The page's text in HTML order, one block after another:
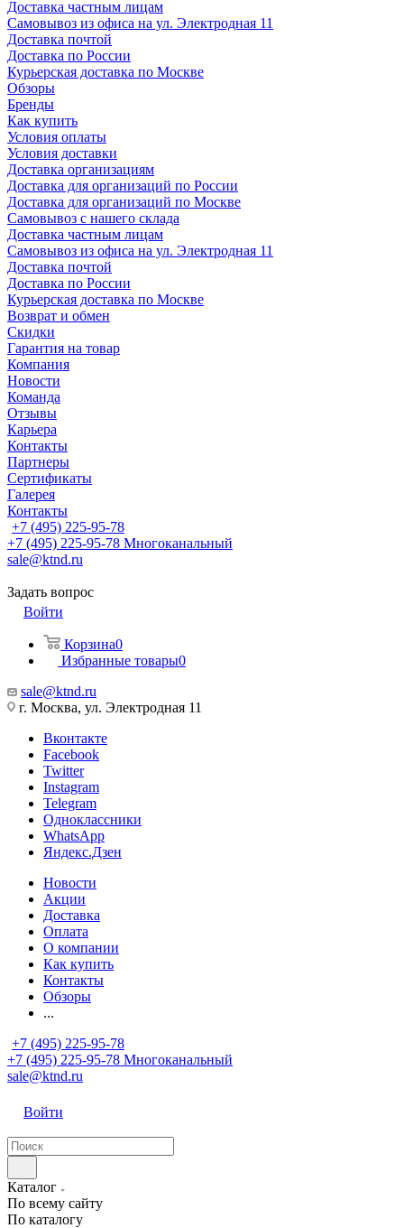
Доставка частным лицам
Самовывоз из офиса на ул. Электродная 11
Доставка почтой
Доставка по России
Курьерская доставка по Москве
Обзоры
Бренды
Как купить
Условия оплаты
Условия доставки
Доставка организациям
Доставка для организаций по России
Доставка для организаций по Москве
Самовывоз с нашего склада
Доставка частным лицам
Самовывоз из офиса на ул. Электродная 11
Доставка почтой
Доставка по России
Курьерская доставка по Москве
Возврат и обмен
Скидки
Гарантия на товар
Компания
Новости
Команда
Отзывы
Карьера
Контакты
Партнеры
Сертификаты
Галерея
Контакты
+7 (495) 225-95-78
+7 (495) 225-95-78 Многоканальный
sale@ktnd.ru
Задать вопрос
Войти
Корзина0
Избранные товары0
sale@ktnd.ru
г. Москва, ул. Электродная 11
Вконтакте
Facebook
Twitter
Instagram
Telegram
Одноклассники
WhatsApp
Яндекс.Дзен
Новости
Акции
Доставка
Оплата
О компании
Как купить
Контакты
Обзоры
...
+7 (495) 225-95-78
+7 (495) 225-95-78 Многоканальный
sale@ktnd.ru
Войти
Каталог
По всему сайту
По каталогу